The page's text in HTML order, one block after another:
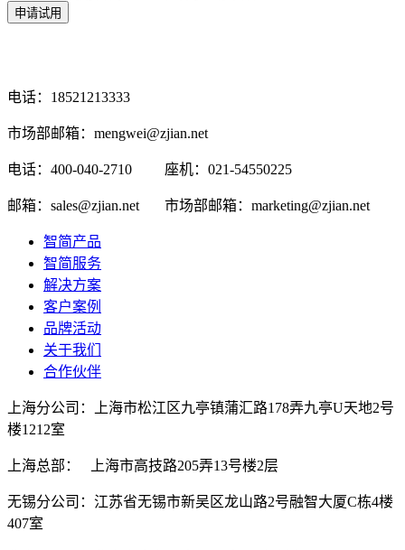
电话：18521213333
市场部邮箱：mengwei@zjian.net
电话：400-040-2710 座机：021-54550225
邮箱：sales@zjian.net 市场部邮箱：marketing@zjian.net
智简产品
智简服务
解决方案
客户案例
品牌活动
关于我们
合作伙伴
上海分公司：上海市松江区九亭镇蒲汇路178弄九亭U天地2号
楼1212室
上海总部： 上海市高技路205弄13号楼2层
无锡分公司：江苏省无锡市新吴区龙山路2号融智大厦C栋4楼
407室